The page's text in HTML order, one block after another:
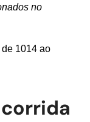
no
de 1014 ao